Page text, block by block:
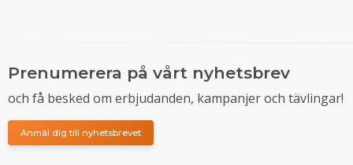
Prenumerera på vårt nyhetsbrev
och få besked om erbjudanden, kampanjer och tävlingar!
Anmäl dig till nyhetsbrevet